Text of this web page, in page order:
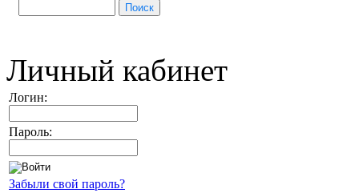
Личный кабинет
Логин:
Пароль:
Забыли свой пароль?